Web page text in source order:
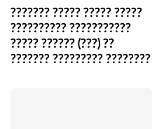
??????? ????? ????? ?????
?????????? ???????????
????? ?????? (???) ??
??????? ????????? ????????